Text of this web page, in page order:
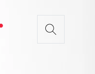
NOUVEAUX ARTICLES